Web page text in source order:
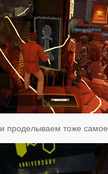
проделываем тоже самое.